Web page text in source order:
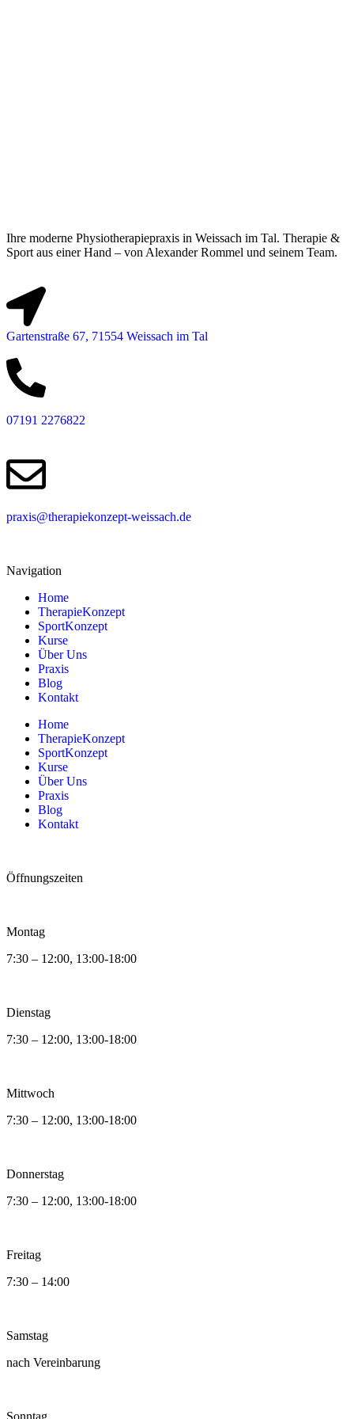
Ihre moderne Physiotherapiepraxis in Weissach im Tal. Therapie &
Sport aus einer Hand – von Alexander Rommel und seinem Team.
Gartenstraße 67, 71554 Weissach im Tal
07191 2276822
praxis@therapiekonzept-weissach.de
Navigation
Home
TherapieKonzept
SportKonzept
Kurse
Über Uns
Praxis
Blog
Kontakt
Home
TherapieKonzept
SportKonzept
Kurse
Über Uns
Praxis
Blog
Kontakt
Öffnungszeiten
Montag
7:30 – 12:00, 13:00-18:00
Dienstag
7:30 – 12:00, 13:00-18:00
Mittwoch
7:30 – 12:00, 13:00-18:00
Donnerstag
7:30 – 12:00, 13:00-18:00
Freitag
7:30 – 14:00
Samstag
nach Vereinbarung
Sonntag